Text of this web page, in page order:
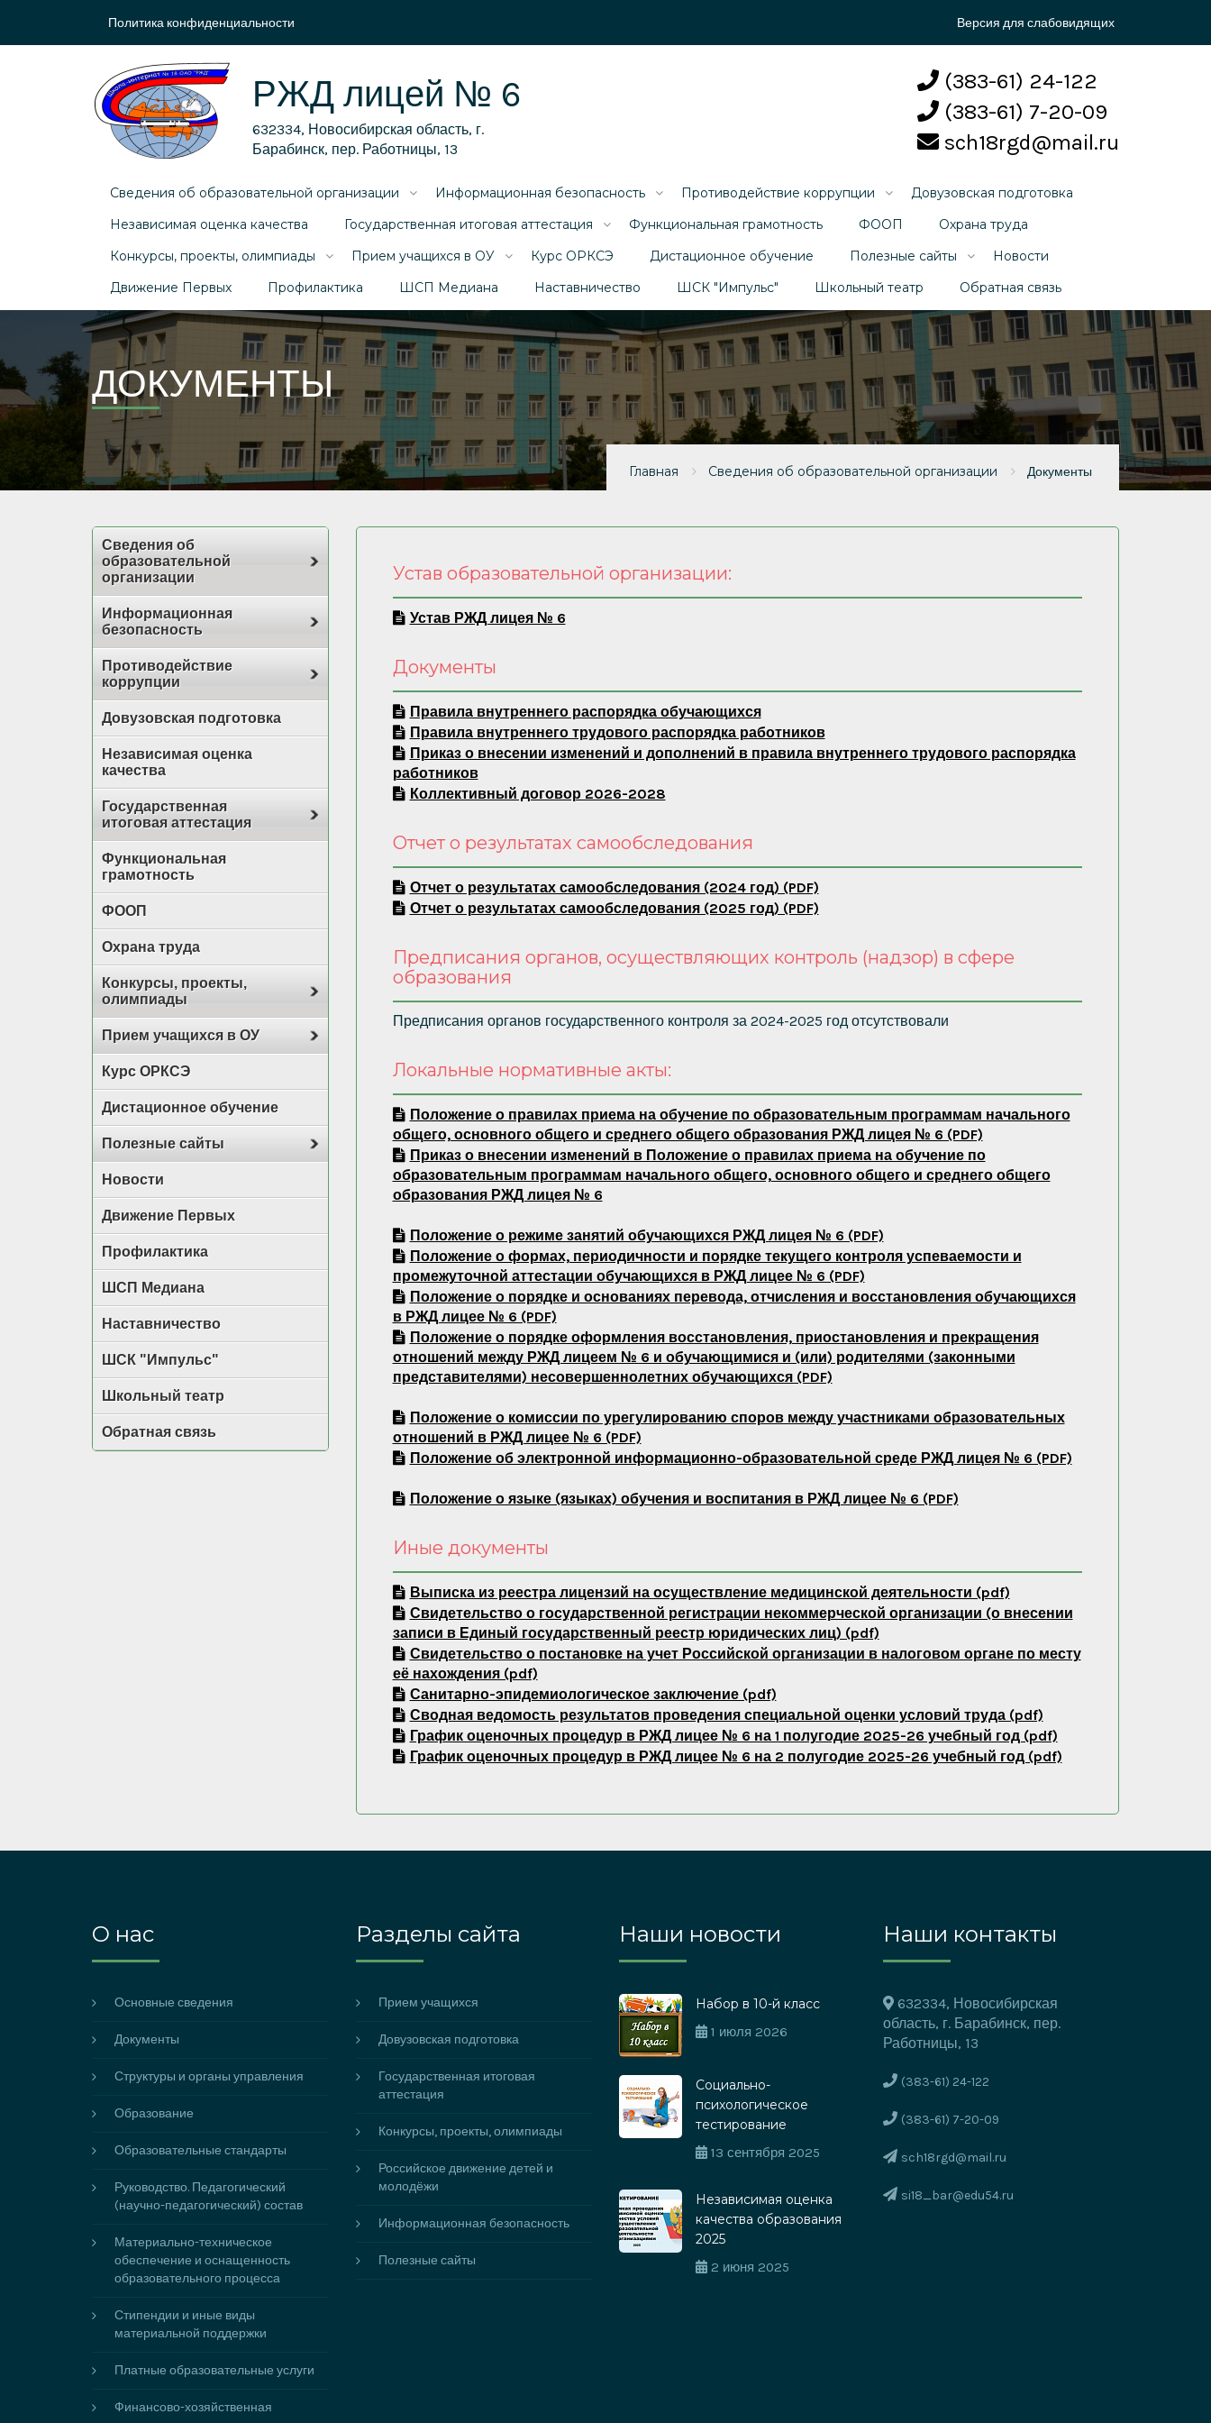
Политика конфиденциальности Версия для слабовидящих
РЖД лицей № 6
632334, Новосибирская область, г.
Барабинск, пер. Работницы, 13
(383-61) 24-122
(383-61) 7-20-09
sch18rgd@mail.ru
Сведения об образовательной организации Информационная безопасность Противодействие коррупции
Довузовская подготовка
Независимая оценка качества
Государственная итоговая аттестация Функциональная грамотность ФООП
Охрана труда
Конкурсы, проекты, олимпиады
Прием учащихся в ОУ Курс ОРКСЭ Дистационное обучение Полезные сайты
Новости
Движение Первых
Профилактика ШСП Медиана Наставничество ШСК "Импульс" Школьный театр Обратная связь
ДОКУМЕНТЫ
Главная Сведения об образовательной организации Документы
Сведения об
образовательной
организации
Информационная
безопасность
Противодействие
коррупции
Довузовская подготовка
Независимая оценка
качества
Государственная
итоговая аттестация
Функциональная
грамотность
ФООП
Охрана труда
Конкурсы, проекты,
олимпиады
Прием учащихся в ОУ
Курс ОРКСЭ
Дистационное обучение
Полезные сайты
Новости
Движение Первых
Профилактика
ШСП Медиана
Наставничество
ШСК "Импульс"
Школьный театр
Обратная связь
Устав образовательной организации:
Устав РЖД лицея № 6
Документы
Правила внутреннего распорядка обучающихся
Правила внутреннего трудового распорядка работников
Приказ о внесении изменений и дополнений в правила внутреннего трудового распорядка
работников
Коллективный договор 2026-2028
Отчет о результатах самообследования
Отчет о результатах самообследования (2024 год) (PDF)
Отчет о результатах самообследования (2025 год) (PDF)
Предписания органов, осуществляющих контроль (надзор) в сфере
образования
Предписания органов государственного контроля за 2024-2025 год отсутствовали
Локальные нормативные акты:
Положение о правилах приема на обучение по образовательным программам начального
общего, основного общего и среднего общего образования РЖД лицея № 6 (PDF)
Приказ о внесении изменений в Положение о правилах приема на обучение по
образовательным программам начального общего, основного общего и среднего общего
образования РЖД лицея № 6
Положение о режиме занятий обучающихся РЖД лицея № 6 (PDF)
Положение о формах, периодичности и порядке текущего контроля успеваемости и
промежуточной аттестации обучающихся в РЖД лицее № 6 (PDF)
Положение о порядке и основаниях перевода, отчисления и восстановления обучающихся
в РЖД лицее № 6 (PDF)
Положение о порядке оформления восстановления, приостановления и прекращения
отношений между РЖД лицеем № 6 и обучающимися и (или) родителями (законными
представителями) несовершеннолетних обучающихся (PDF)
Положение о комиссии по урегулированию споров между участниками образовательных
отношений в РЖД лицее № 6 (PDF)
Положение об электронной информационно-образовательной среде РЖД лицея № 6 (PDF)
Положение о языке (языках) обучения и воспитания в РЖД лицее № 6 (PDF)
Иные документы
Выписка из реестра лицензий на осуществление медицинской деятельности (pdf)
Свидетельство о государственной регистрации некоммерческой организации (о внесении
записи в Единый государственный реестр юридических лиц) (pdf)
Свидетельство о постановке на учет Российской организации в налоговом органе по месту
её нахождения (pdf)
Санитарно-эпидемиологическое заключение (pdf)
Сводная ведомость результатов проведения специальной оценки условий труда (pdf)
График оценочных процедур в РЖД лицее № 6 на 1 полугодие 2025-26 учебный год (pdf)
График оценочных процедур в РЖД лицее № 6 на 2 полугодие 2025-26 учебный год (pdf)
О нас
Основные сведения
Документы
Структуры и органы управления
Образование
Образовательные стандарты
Руководство. Педагогический
(научно-педагогический) состав
Материально-техническое
обеспечение и оснащенность
образовательного процесса
Стипендии и иные виды
материальной поддержки
Платные образовательные услуги
Финансово-хозяйственная
Разделы сайта
Прием учащихся
Довузовская подготовка
Государственная итоговая
аттестация
Конкурсы, проекты, олимпиады
Российское движение детей и
молодёжи
Информационная безопасность
Полезные сайты
Наши новости
Набор в 10-й класс
1 июля 2026
Социально-
психологическое
тестирование
13 сентября 2025
Независимая оценка
качества образования
2025
2 июня 2025
Наши контакты
632334, Новосибирская
область, г. Барабинск, пер.
Работницы, 13
(383-61) 24-122
(383-61) 7-20-09
sch18rgd@mail.ru
si18_bar@edu54.ru